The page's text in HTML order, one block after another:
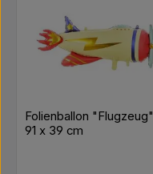
Folienballon "Flugzeug"
91 x 39 cm